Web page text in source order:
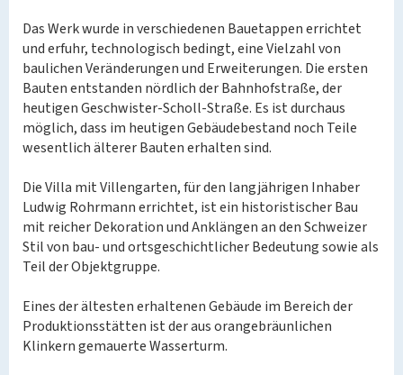
Das Werk wurde in verschiedenen Bauetappen errichtet
und erfuhr, technologisch bedingt, eine Vielzahl von
baulichen Veränderungen und Erweiterungen. Die ersten
Bauten entstanden nördlich der Bahnhofstraße, der
heutigen Geschwister-Scholl-Straße. Es ist durchaus
möglich, dass im heutigen Gebäudebestand noch Teile
wesentlich älterer Bauten erhalten sind.
Die Villa mit Villengarten, für den langjährigen Inhaber
Ludwig Rohrmann errichtet, ist ein historistischer Bau
mit reicher Dekoration und Anklängen an den Schweizer
Stil von bau- und ortsgeschichtlicher Bedeutung sowie als
Teil der Objektgruppe.
Eines der ältesten erhaltenen Gebäude im Bereich der
Produktionsstätten ist der aus orangebräunlichen
Klinkern gemauerte Wasserturm.